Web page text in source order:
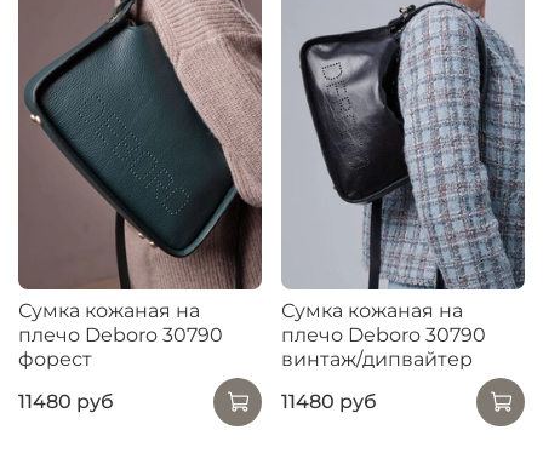
Сумка кожаная на
плечо Deboro 30790
форест
11480 руб
Сумка кожаная на
плечо Deboro 30790
винтаж/дипвайтер
11480 руб